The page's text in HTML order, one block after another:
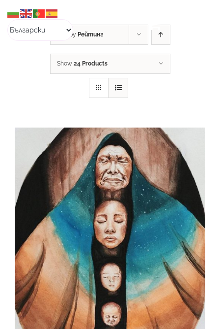
content
Sort by Рейтинг
Show 24 Products